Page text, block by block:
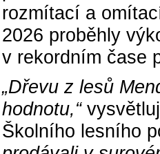
rozmítací a
2026 proběhly
v rekordním čase
„Dřevu z lesů
hodnotu,“
Školního lesního